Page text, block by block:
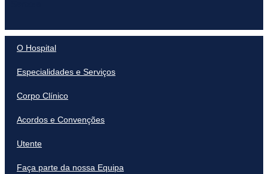
O Hospital
Especialidades e Serviços
Corpo Clínico
Acordos e Convenções
Utente
Faça parte da nossa Equipa